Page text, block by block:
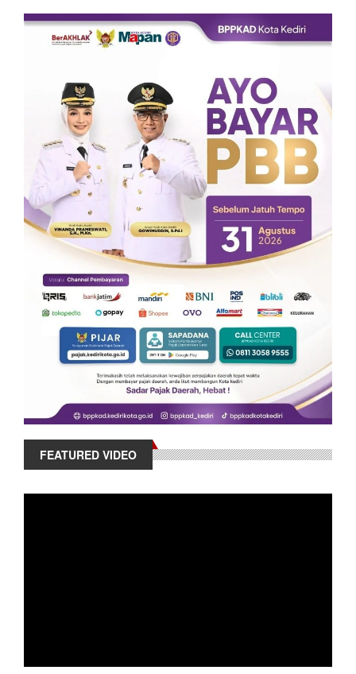
FEATURED VIDEO